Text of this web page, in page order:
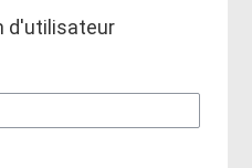
d'utilisateur